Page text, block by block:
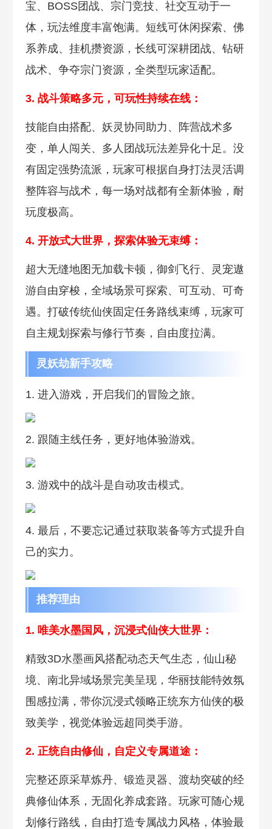
宝、BOSS团战、宗门竞技、社交互动于一
体，玩法维度丰富饱满。短线可休闲探索、佛
系养成、挂机攒资源，长线可深耕团战、钻研
战术、争夺宗门资源，全类型玩家适配。
3. 战斗策略多元， 可玩性持续在线：
技能自由搭配、妖灵协同助力、阵营战术多
变，单人闯关、多人团战玩法差异化十足。没
有固定强势流派，玩家可根据自身打法灵活调
整阵容与战术，每一场对战都有全新体验，耐
玩度极高。
4. 开放式大世界，探索体验无束缚：
超大无缝地图无加载卡顿，御剑飞行、灵宠遨
游自由穿梭，全域场景可探索、可互动、可奇
遇。打破传统仙侠固定任务路线束缚，玩家可
自主规划探索与修行节奏，自由度拉满。
灵妖劫新手攻略
1. 进入游戏，开启我们的冒险之旅。
2. 跟随主线任务，更好地体验游戏。
3. 游戏中的战斗是自动攻击模式。
4. 最后，不要忘记通过获取装备等方式提升自
己的实力。
推荐理由
1. 唯美水墨国风，沉浸式仙侠大世界：
精致3D水墨画风搭配动态天气生态，仙山秘
境、南北异域场景完美呈现，华丽技能特效氛
围感拉满，带你沉浸式领略正统东方仙侠的极
致美学，视觉体验远超同类手游。
2. 正统自由修仙，自定义专属道途：
完整还原采草炼丹、锻造灵器、渡劫突破的经
典修仙体系，无固化养成套路。玩家可随心规
划修行路线，自由打造专属战力风格，体验最